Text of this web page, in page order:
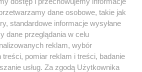
PRYWATNOŚCI HOSTING
RSS FACEBOOK KONTAKT
dane osobowe, takie jak
standardowe informacje wysyłane
dane przeglądania w celu
reklam, wybór
pomiar reklam i treści, badanie
usług. Za zgodą Użytkownika